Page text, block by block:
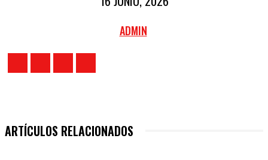
ADMIN
ARTÍCULOS RELACIONADOS